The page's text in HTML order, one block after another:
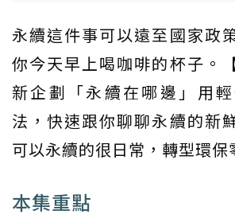
永續這件事可以遠至國家政
你今天早上喝咖啡的杯子。
新企劃「永續在哪邊」用
法，快速跟你聊聊永續的新
可以永續的很日常，轉型環保
本集重點